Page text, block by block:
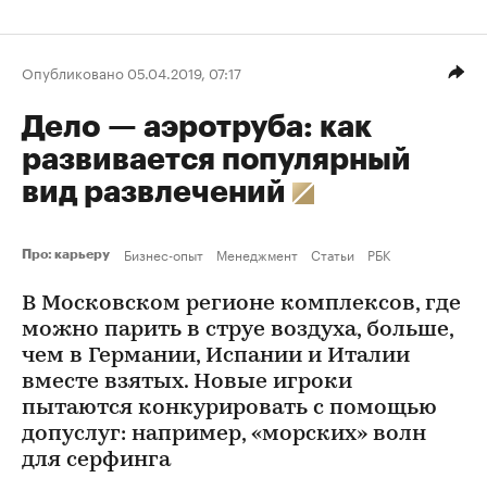
Опубликовано 05.04.2019, 07:17
Дело — аэротруба: как
развивается популярный
вид развлечений
Про: карьеру Бизнес-опыт Менеджмент Статьи РБК
В Московском регионе комплексов, где
можно парить в струе воздуха, больше,
чем в Германии, Испании и Италии
вместе взятых. Новые игроки
пытаются конкурировать с помощью
допуслуг: например, «морских» волн
для серфинга